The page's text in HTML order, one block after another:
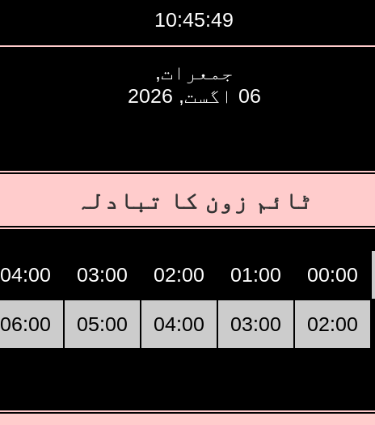
10:45:50
جمعرات,
06 اگست, 2026
ٹائم زون کا تبادلہ
00:00
01:00
02:00
03:00
04:00
02:00
03:00
04:00
05:00
06:00